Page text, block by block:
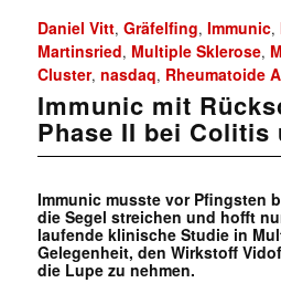
Daniel Vitt, Gräfelfing, Immunic,
Martinsried, Multiple Sklerose,
Cluster, nasdaq, Rheumatoide
Immunic mit
Phase II bei Colitis
Immunic musste vor Pfingsten
die Segel streichen und hofft
laufende klinische Studie in
Gelegenheit, den Wirkstoff
die Lupe zu nehmen.